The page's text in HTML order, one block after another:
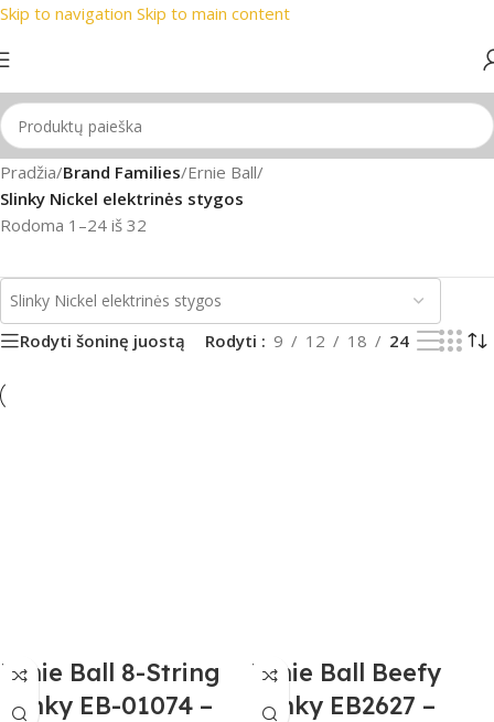
Skip to navigation Skip to main content
ženklai 📦 Nemokamas
Pradžia/Brand Families/Ernie Ball/
Slinky Nickel elektrinės stygos
Rodoma 1–24 iš 32
Rodyti šoninę juostą Rodyti 9 12 18 24
Ernie Ball 8-String
Slinky EB-01074 –
Ernie Ball Beefy
Slinky EB2627 –